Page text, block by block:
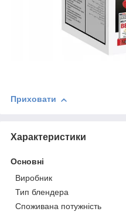
Приховати
Характеристики
Основні
Виробник
Тип блендера
Споживана потужність